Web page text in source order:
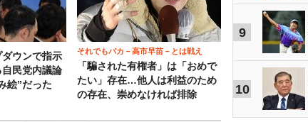
ウンで指示
民党内議論
絵”だった
それでもバカ－高市早苗－とは戦え
「騙された有権者」は「おめで
たい」存在…他人は利益のため
の存在、崇めなければ排除
9
10